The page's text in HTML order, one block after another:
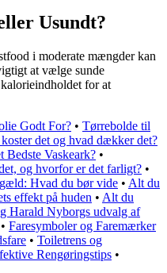
Usundt?
i moderate mængder kan
at vælge sunde
for at
Godt For? • Tørrebolde til
det og hvad dækker det?
Vaskeark? •
og hvorfor er det farligt? •
Hvad du bør vide • Alt du
effekt på huden • Alt du
Harald Nyborgs udvalg af
Faresymboler og Faremærker
• Toiletrens og
Rengøringstips •